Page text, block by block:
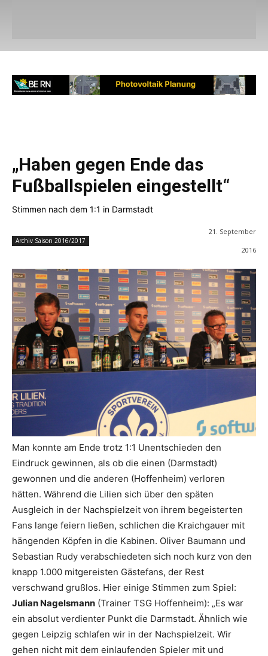
„Haben gegen Ende das
Fußballspielen eingestellt“
Stimmen nach dem 1:1 in Darmstadt
Archiv Saison 2016/2017
21. September
2016
Man konnte am Ende trotz 1:1 Unentschieden den
Eindruck gewinnen, als ob die einen (Darmstadt)
gewonnen und die anderen (Hoffenheim) verloren
hätten. Während die Lilien sich über den späten
Ausgleich in der Nachspielzeit von ihrem begeisterten
Fans lange feiern ließen, schlichen die Kraichgauer mit
hängenden Köpfen in die Kabinen. Oliver Baumann und
Sebastian Rudy verabschiedeten sich noch kurz von den
knapp 1.000 mitgereisten Gästefans, der Rest
verschwand grußlos. Hier einige Stimmen zum Spiel:
Julian Nagelsmann (Trainer TSG Hoffenheim): „Es war
ein absolut verdienter Punkt die Darmstadt. Ähnlich wie
gegen Leipzig schlafen wir in der Nachspielzeit. Wir
gehen nicht mit dem einlaufenden Spieler mit und